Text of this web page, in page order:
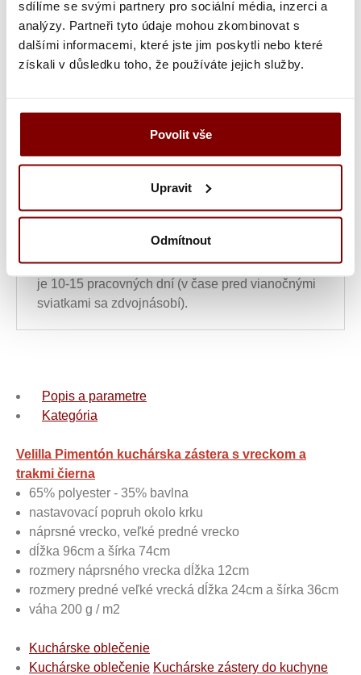
sdílíme se svými partnery pro sociální média, inzerci a
analýzy. Partneři tyto údaje mohou zkombinovat s
dalšími informacemi, které jste jim poskytli nebo které
získali v důsledku toho, že používáte jejich služby.
Povolit vše
Upravit
Odmítnout
Ukážka textu:
20,37€ ks
výšivkou
- tovar po vytvorení výšivky nie je
možné vymeniť alebo vrátiť! Doba tvorby výšivky
je 10-15 pracovných dní (v čase pred vianočnými
sviatkami sa zdvojnásobí).
Popis a parametre
Kategória
Velilla Pimentón kuchárska zástera s vreckom a
trakmi čierna
65% polyester - 35% bavlna
nastavovací popruh okolo krku
náprsné vrecko, veľké predné vrecko
dĺžka 96cm a šírka 74cm
rozmery náprsného vrecka dĺžka 12cm
rozmery predné veľké vrecká dĺžka 24cm a šírka 36cm
váha 200 g / m2
Kuchárske oblečenie
Kuchárske oblečenie Kuchárske zástery do kuchyne